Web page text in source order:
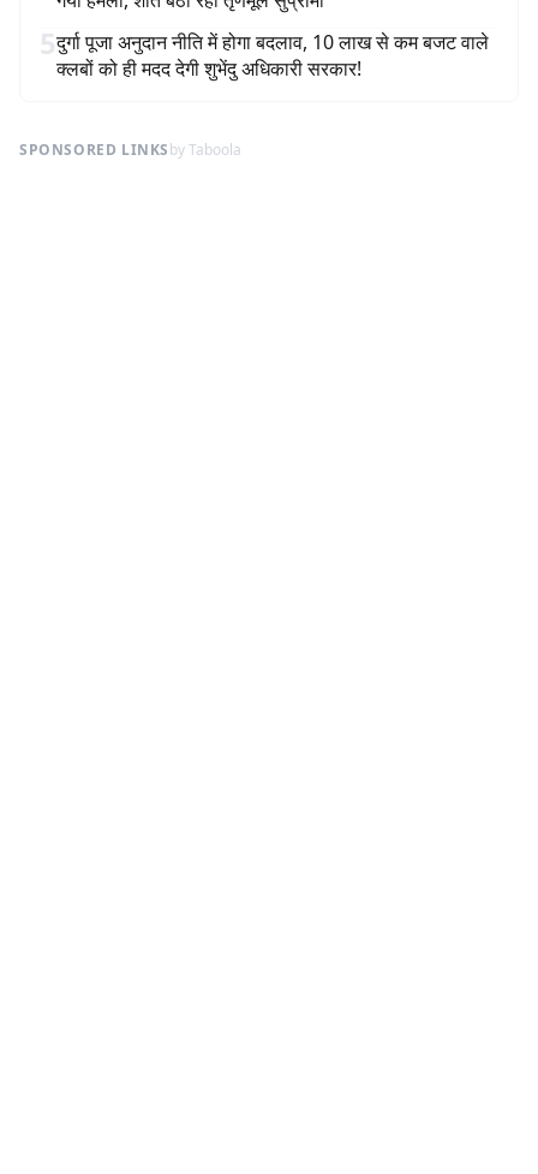
5दुर्गा पूजा अनुदान नीति में होगा बदलाव, 10 लाख से कम बजट वाले
क्लबों को ही मदद देगी शुभेंदु अधिकारी सरकार!
SPONSORED LINKSby Taboola